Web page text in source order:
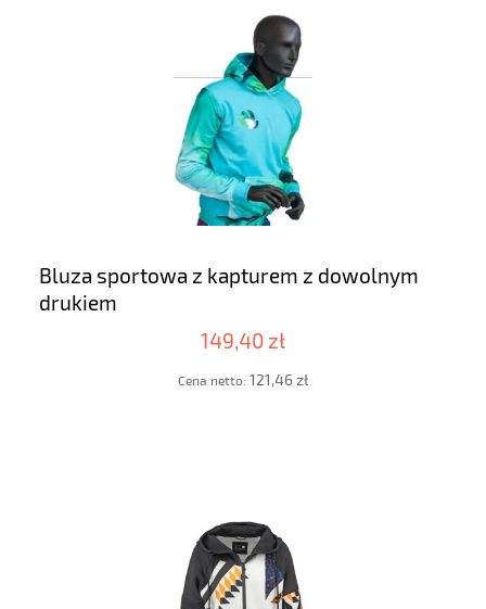
Bluza sportowa z kapturem z dowolnym
drukiem
149,40 zł
Cena netto: 121,46 zł